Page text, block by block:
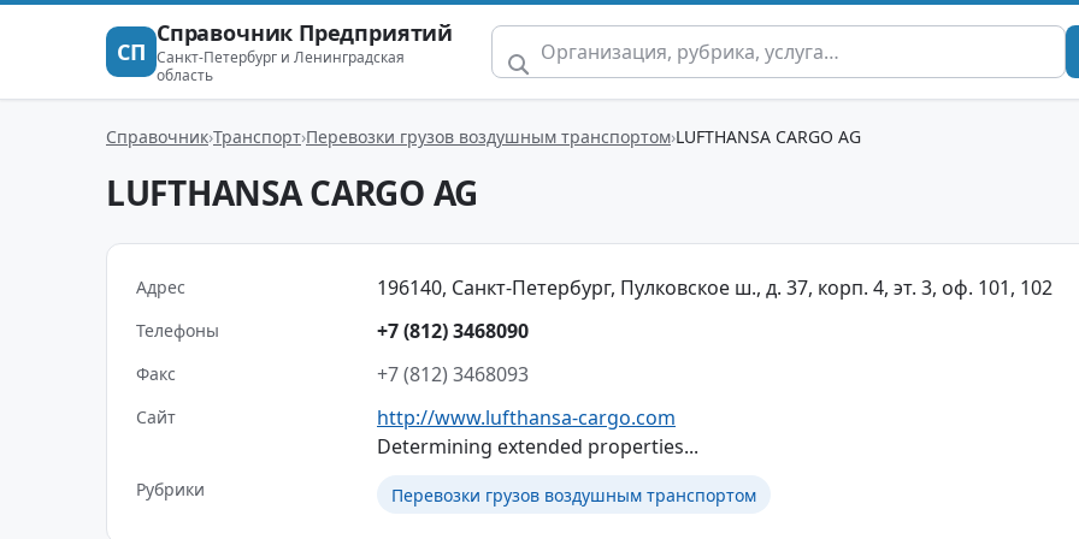
СП
Справочник Предприятий
Санкт-Петербург и Ленинградская
область
Справочник Транспорт Перевозки грузов воздушным транспортом LUFTHANSA CARGO AG
LUFTHANSA CARGO AG
Адрес 196140, Санкт-Петербург, Пулковское ш., д. 37, корп. 4, эт. 3, оф. 101, 102
Телефоны +7 (812) 3468090
Факс +7 (812) 3468093
Сайт
http://www.lufthansa-cargo.com
Determining extended properties...
Рубрики Перевозки грузов воздушным транспортом